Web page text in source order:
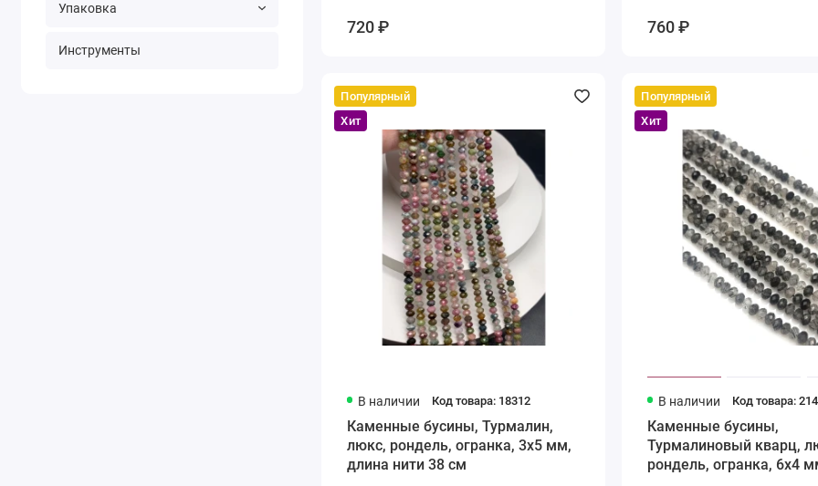
Упаковка
Инструменты
720 ₽ 760 ₽
Популярный
Хит
В наличии Код товара: 18312
Каменные бусины, Турмалин,
люкс, рондель, огранка, 3х5 мм,
длина нити 38 см
Популярный
Хит
В наличии Код товара:
Каменные бусины,
Турмалиновый кварц,
рондель, огранка, 6х4